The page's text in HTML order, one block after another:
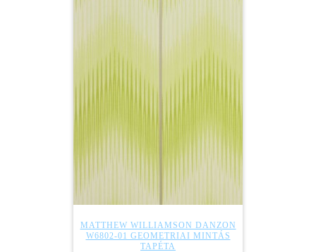
MATTHEW WILLIAMSON DANZON
W6802-01 GEOMETRIAI MINTÁS
TAPÉTA